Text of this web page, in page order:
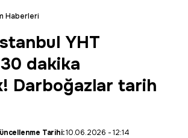
Haberleri
YHT
dakika
Darboğazlar tarih
Tarihi:10.06.2026 - 12:14